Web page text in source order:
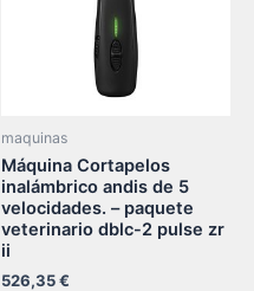
maquinas
Máquina Cortapelos
inalámbrico andis de 5
velocidades. – paquete
veterinario dblc-2 pulse zr
ii
526,35€